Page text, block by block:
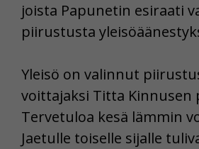
joista Papunetin esiraati
piirustusta
Yleisö on valinnut
voittajaksi Titta Kinnusen
Tervetuloa kesä lämmin
Jaetulle toiselle sijalle